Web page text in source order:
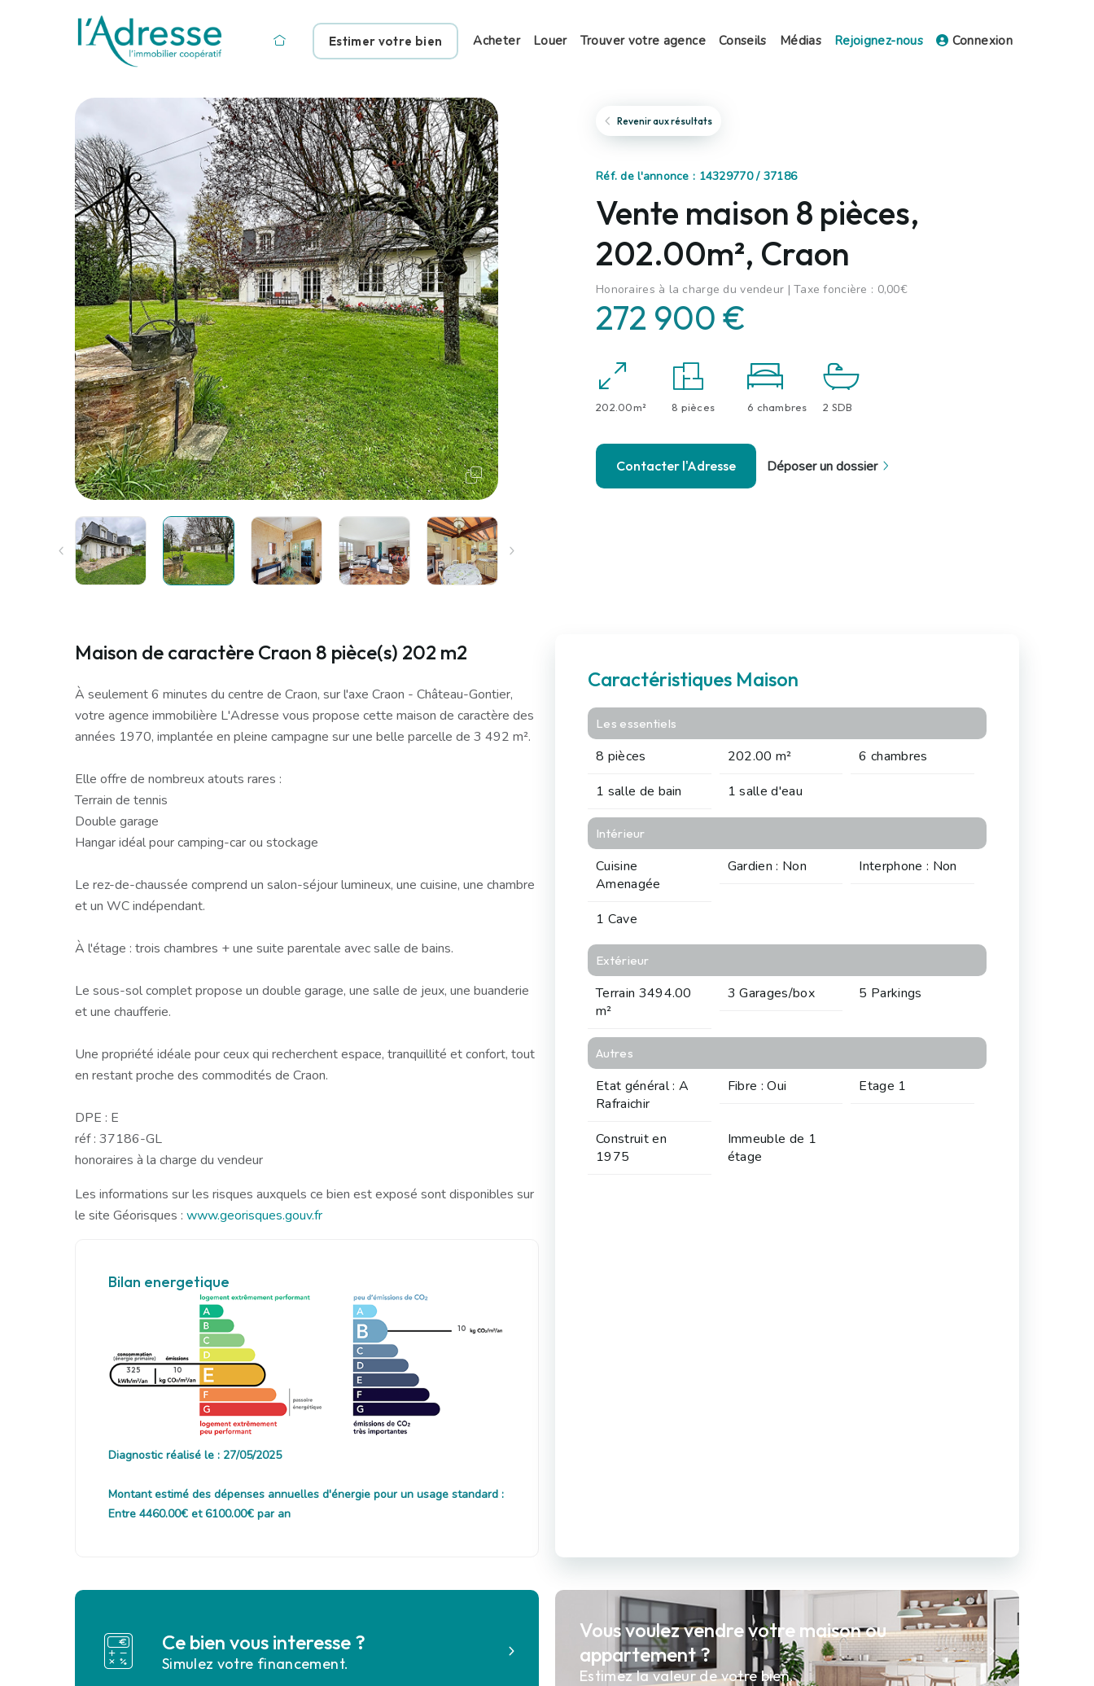
Estimer votre bien Acheter Louer Trouver votre agence Conseils Médias Rejoignez-nous Connexion
Revenir aux résultats
Réf. de l'annonce : 14329770 / 37186
Vente maison 8 pièces,
202.00m², Craon
Honoraires à la charge du vendeur | Taxe foncière : 0,00€
272 900 €
202.00m² 8 pièces 6 chambres 2 SDB
Contacter l'Adresse Déposer un dossier
Maison de caractère Craon 8 pièce(s) 202 m2
À seulement 6 minutes du centre de Craon, sur l'axe Craon - Château-Gontier,
votre agence immobilière L'Adresse vous propose cette maison de caractère des
années 1970, implantée en pleine campagne sur une belle parcelle de 3 492 m².
Elle offre de nombreux atouts rares :
Terrain de tennis
Double garage
Hangar idéal pour camping-car ou stockage
Le rez-de-chaussée comprend un salon-séjour lumineux, une cuisine, une chambre
et un WC indépendant.
À l'étage : trois chambres + une suite parentale avec salle de bains.
Le sous-sol complet propose un double garage, une salle de jeux, une buanderie
et une chaufferie.
Une propriété idéale pour ceux qui recherchent espace, tranquillité et confort, tout
en restant proche des commodités de Craon.
DPE : E
réf : 37186-GL
honoraires à la charge du vendeur
Les informations sur les risques auxquels ce bien est exposé sont disponibles sur
le site Géorisques : www.georisques.gouv.fr
Bilan energetique
325 10
10
Diagnostic réalisé le : 27/05/2025
Montant estimé des dépenses annuelles d'énergie pour un usage standard :
Entre 4460.00€ et 6100.00€ par an
Caractéristiques Maison
Les essentiels
8 pièces 202.00 m²
6 chambres
1 salle de bain
1 salle d'eau
Intérieur
Cuisine
Amenagée
Gardien : Non Interphone : Non
1 Cave
Extérieur
Terrain 3494.00
m²
3 Garages/box 5 Parkings
Autres
Etat général : A
Rafraichir
Fibre : Oui Etage 1
Construit en
1975
Immeuble de 1
étage
Ce bien vous interesse ?
Simulez votre financement.
Vous voulez vendre votre maison ou
appartement ?
Estimez la valeur de votre bien.